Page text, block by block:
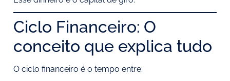
Ciclo Financeiro: O
conceito que explica tudo
O ciclo financeiro é o tempo entre: